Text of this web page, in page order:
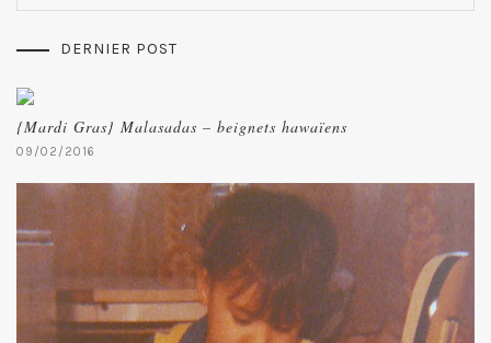
DERNIER POST
{Mardi Gras} Malasadas – beignets hawaïens
09/02/2016